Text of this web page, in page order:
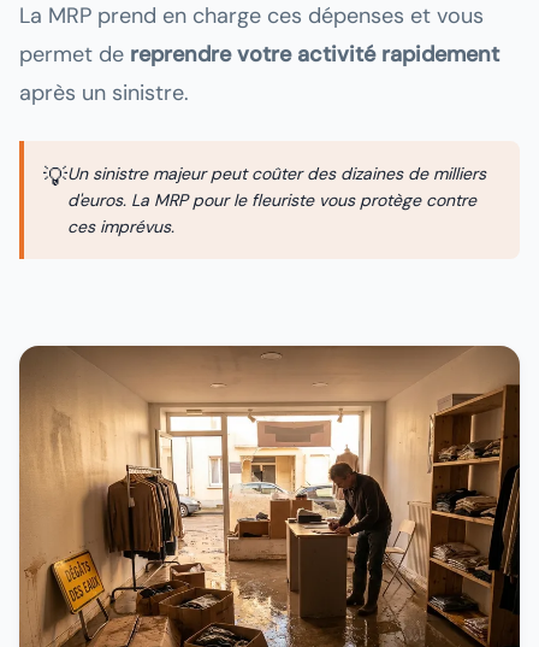
La MRP prend en charge ces dépenses et vous
permet de reprendre votre activité rapidement
après un sinistre.
💡Un sinistre majeur peut coûter des dizaines de milliers
d'euros. La MRP pour le fleuriste vous protège contre
ces imprévus.